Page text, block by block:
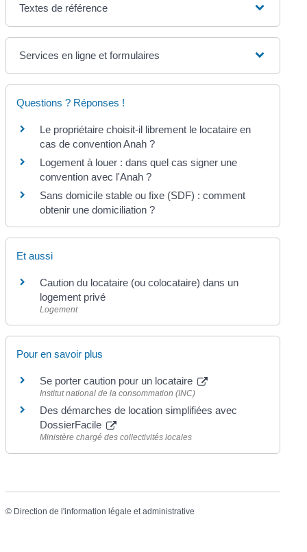
Textes de référence
Services en ligne et formulaires
Questions ? Réponses !
Le propriétaire choisit-il librement le locataire en
cas de convention Anah ?
Logement à louer : dans quel cas signer une
convention avec l'Anah ?
Sans domicile stable ou fixe (SDF) : comment
obtenir une domiciliation ?
Et aussi
Caution du locataire (ou colocataire) dans un
logement privé
Logement
Pour en savoir plus
Se porter caution pour un locataire
Institut national de la consommation (INC)
Des démarches de location simplifiées avec
DossierFacile
Ministère chargé des collectivités locales
© Direction de l'information légale et administrative